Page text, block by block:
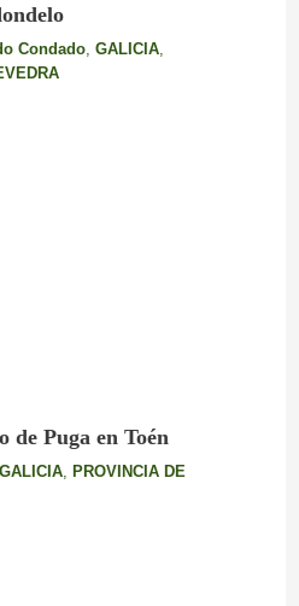
Condado, GALICIA,
de Puga en Toén
GALICIA, PROVINCIA DE